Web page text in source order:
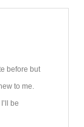
before but
to me.
be